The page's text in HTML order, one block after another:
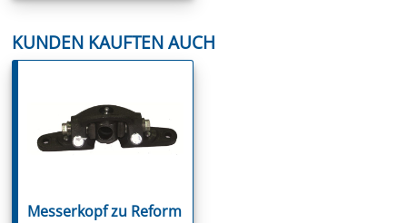
KUNDEN KAUFTEN AUCH
Messerkopf zu Reform